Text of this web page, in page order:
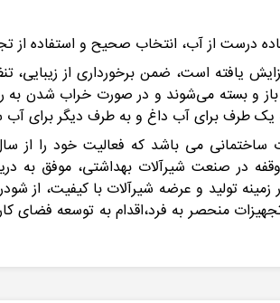
درست از آب، انتخاب صحیح و استفاده از
یافته است، ضمن برخورداری از زیبایی،
و بسته می‌شوند و در صورت خراب ‌شدن به
یک طرف برای آب داغ و به طرف دیگر
در صنعت شیرآلات بهداشتی، موفق به
بعد از 25 سال فعالیت در زمینه تولید و عرضه